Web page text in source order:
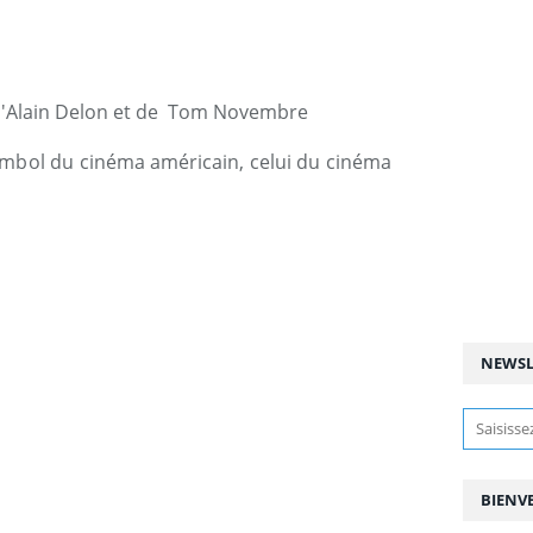
Delon et de Tom Novembre
du cinéma américain, celui du cinéma